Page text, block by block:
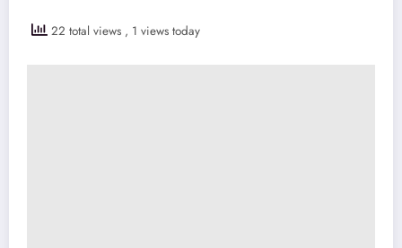
22 total views , 1 views today